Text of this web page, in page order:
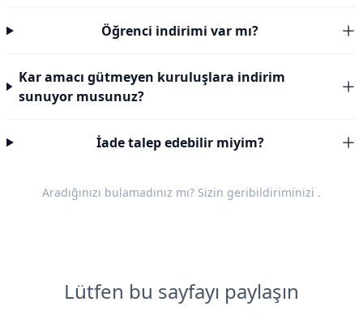
Öğrenci indirimi var mı?
Kar amacı gütmeyen kuruluşlara indirim
sunuyor musunuz?
İade talep edebilir miyim?
Aradığınızı bulamadınız mı? Sizin geribildiriminizi .
Lütfen bu sayfayı paylaşın